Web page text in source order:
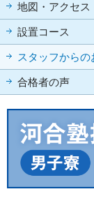
地図・アクセス
設置コース
スタッフからの
合格者の声